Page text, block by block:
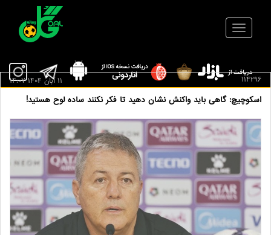
114296
اسکوچیچ: گاهی باید واکنش نشان دهید تا فکر نکنند ساده لوح هستید!
11 آبان 1404 14:07